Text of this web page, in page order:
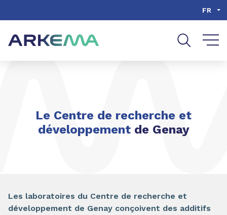
Aller à la recherche
FR
Le Centre de recherche et
développement de Genay
Les laboratoires du Centre de recherche et
développement de Genay conçoivent des additifs